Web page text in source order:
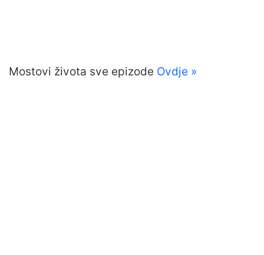
Mostovi života sve epizode Ovdje »